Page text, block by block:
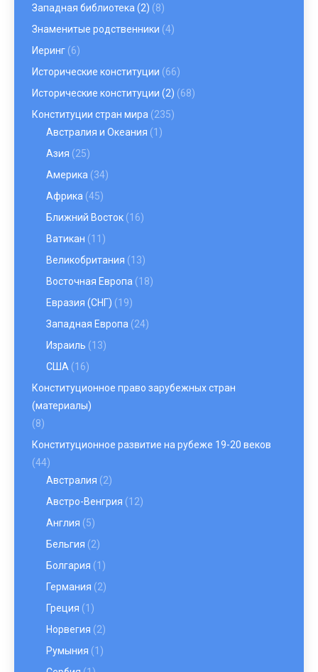
Западная библиотека (2) (8)
Знаменитые родственники (4)
Иеринг (6)
Исторические конституции (66)
Исторические конституции (2) (68)
Конституции стран мира (235)
Австралия и Океания (1)
Азия (25)
Америка (34)
Африка (45)
Ближний Восток (16)
Ватикан (11)
Великобритания (13)
Восточная Европа (18)
Евразия (СНГ) (19)
Западная Европа (24)
Израиль (13)
США (16)
Конституционное право зарубежных стран
(материалы)
(8)
Конституционное развитие на рубеже 19-20 веков
(44)
Австралия (2)
Австро-Венгрия (12)
Англия (5)
Бельгия (2)
Болгария (1)
Германия (2)
Греция (1)
Норвегия (2)
Румыния (1)